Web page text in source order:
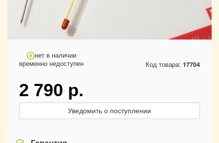
нет в наличии
временно недоступен
Код товара: 17704
2 790 р.
Уведомить о поступлении